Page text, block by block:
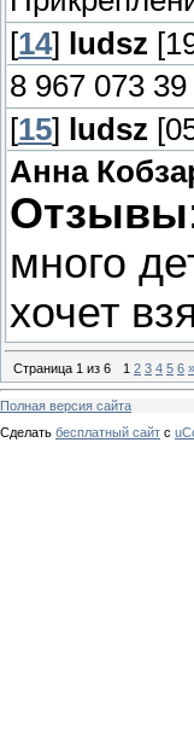
[14] ludsz
8 967 073
[15] ludsz
Анна
Отзывы
много
хочет
Страница 1 из 6 1 2 3 4 5 6 »
Полная версия сайта
Сделать бесплатный сайт с